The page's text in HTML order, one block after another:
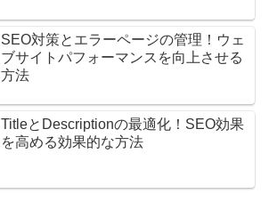
SEO対策とエラーページの管理！ウェ
ブサイトパフォーマンスを向上させる
方法
TitleとDescriptionの最適化！SEO効果
を高める効果的な方法